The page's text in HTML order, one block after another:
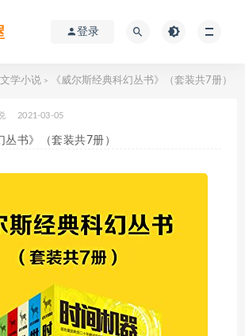
登录
文学小说 > 《威尔斯经典科幻丛书》（套装共7册）
2021-03-05
丛书》（套装共7册）